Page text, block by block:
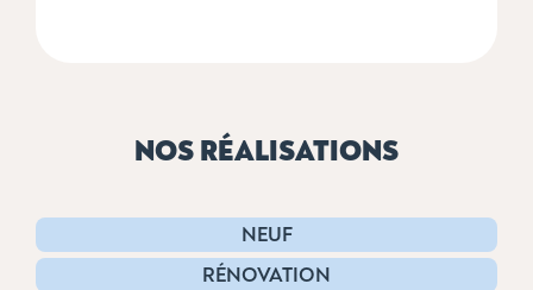
NOS RÉALISATIONS
NEUF
RÉNOVATION